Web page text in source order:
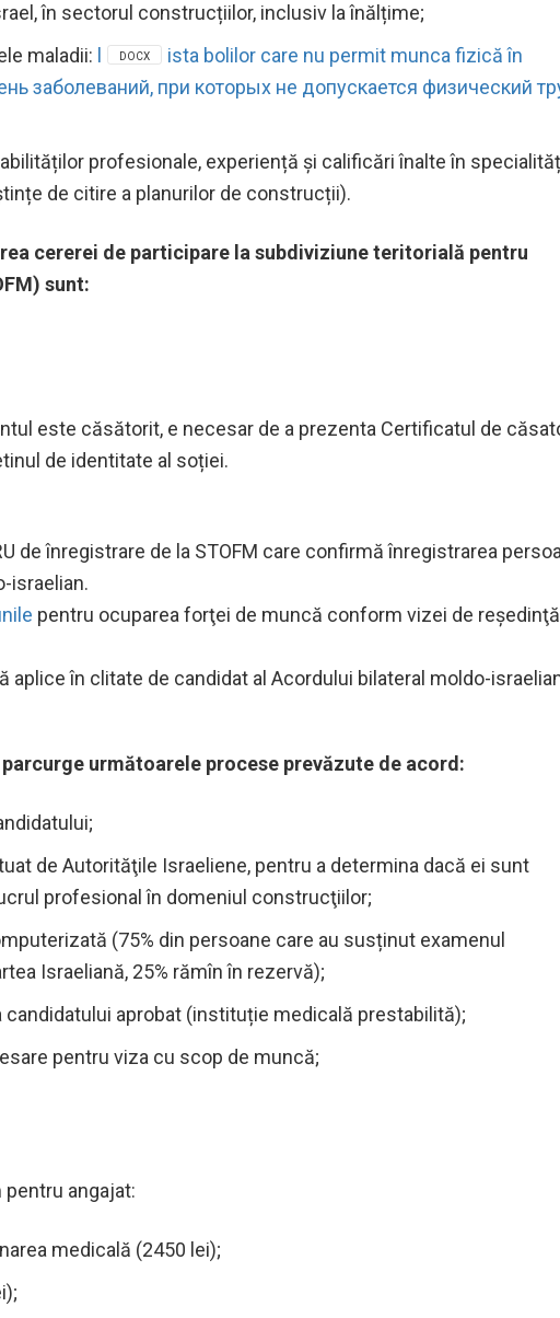
în sectorul construcțiilor, inclusiv la înălțime;
maladii:
DOCX
ista bolilor care nu permit munca fizică în
заболеваний, при которых не допускается физический
profesionale, experiență și calificări înalte în
de citire a planurilor de construcții).
cererei de participare la subdiviziune teritorială pentru
sunt:
este căsătorit, e necesar de a prezenta Certificatul de
de identitate al soției.
de înregistrare de la STOFM care confirmă înregistrarea
israelian.
pentru ocuparea forţei de muncă conform vizei de
aplice în clitate de candidat al Acordului bilateral moldo-
următoarele procese prevăzute de acord:
de Autorităţile Israeliene, pentru a determina dacă ei sunt
profesional în domeniul construcţiilor;
(75% din persoane care au susținut examenul
Israeliană, 25% rămîn în rezervă);
candidatului aprobat (instituție medicală prestabilită);
pentru viza cu scop de muncă;
angajat:
medicală (2450 lei);